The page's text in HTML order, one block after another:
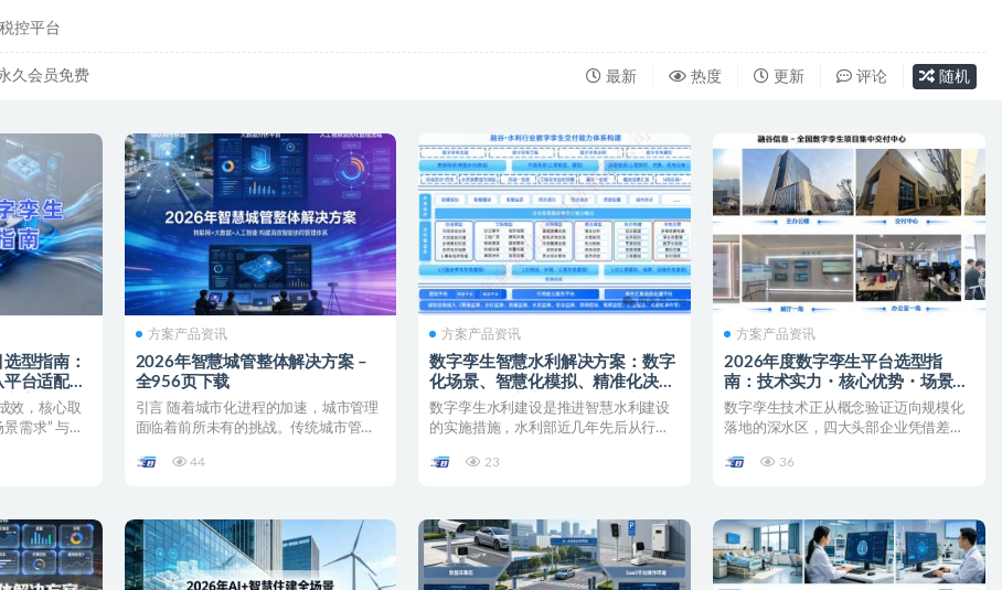
控平台
久会员免费 最新 热度 更新 评论 随机
型指南：
台适配到
案
效，核心取
景需求” 与
方案产品资讯
2026年智慧城管整体解决方案 –
全956页下载
引言 随着城市化进程的加速，城市管理
面临着前所未有的挑战。传统城市管理
44
方案产品资讯
数字孪生智慧水利解决方案：数字
化场景、智慧化模拟、精准化决
策，构建数字孪生流域为核心的智
慧水利体系
数字孪生水利建设是推进智慧水利建设
的实施措施，水利部近几年先后从行
23
方案产品资讯
2026年度数字孪生平台选型指
南：技术实力・核心优势・场景能
力深度解析
数字孪生技术正从概念验证迈向规模化
落地的深水区，四大头部企业凭借差异
36